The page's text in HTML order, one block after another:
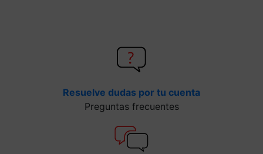
Resuelve dudas por tu cuenta
Preguntas frecuentes